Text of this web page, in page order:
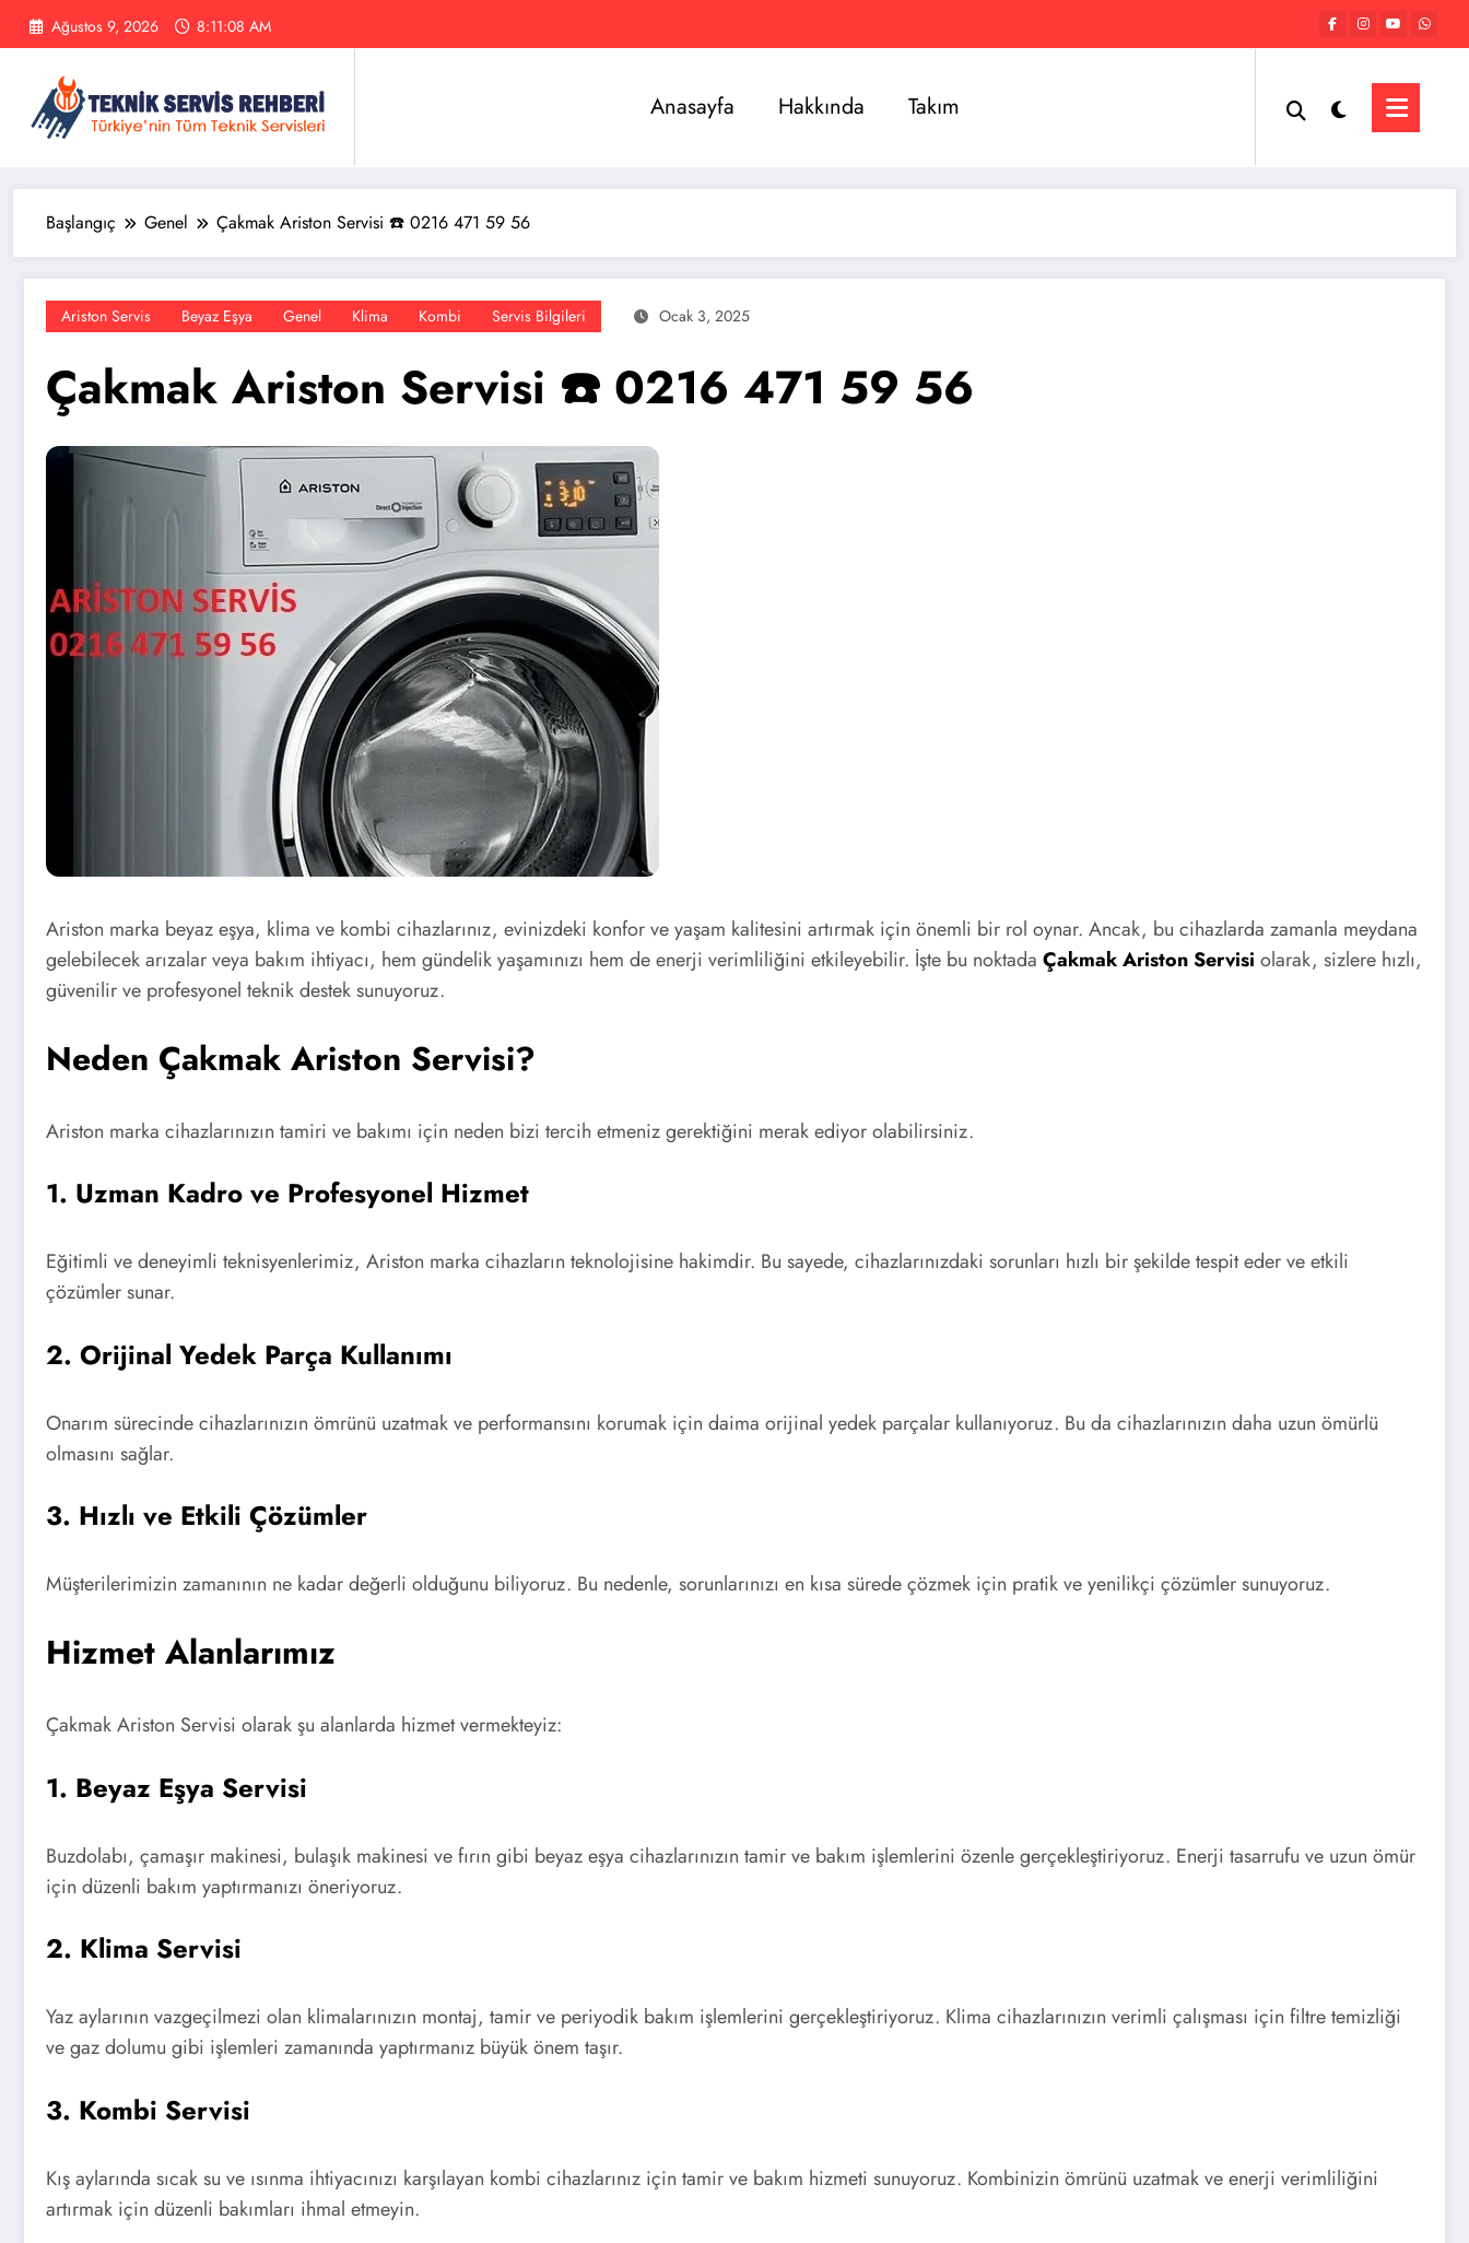
İçeriğe
Ağustos 9, 2026 8:11:09 AM
Anasayfa Hakkında Takım
Başlangıç Genel Çakmak Ariston Servisi ☎️ 0216 471 59 56
Ariston Servis Beyaz Eşya Genel Klima Kombi Servis Bilgileri Ocak 3, 2025
Çakmak Ariston Servisi ☎️ 0216 471 59 56
Ariston marka beyaz eşya, klima ve kombi cihazlarınız, evinizdeki konfor ve yaşam kalitesini artırmak için önemli bir rol oynar. Ancak, bu cihazlarda zamanla meydana
gelebilecek arızalar veya bakım ihtiyacı, hem gündelik yaşamınızı hem de enerji verimliliğini etkileyebilir. İşte bu noktada Çakmak Ariston Servisi olarak, sizlere hızlı,
güvenilir ve profesyonel teknik destek sunuyoruz.
Neden Çakmak Ariston Servisi?
Ariston marka cihazlarınızın tamiri ve bakımı için neden bizi tercih etmeniz gerektiğini merak ediyor olabilirsiniz.
1. Uzman Kadro ve Profesyonel Hizmet
Eğitimli ve deneyimli teknisyenlerimiz, Ariston marka cihazların teknolojisine hakimdir. Bu sayede, cihazlarınızdaki sorunları hızlı bir şekilde tespit eder ve etkili
çözümler sunar.
2. Orijinal Yedek Parça Kullanımı
Onarım sürecinde cihazlarınızın ömrünü uzatmak ve performansını korumak için daima orijinal yedek parçalar kullanıyoruz. Bu da cihazlarınızın daha uzun ömürlü
olmasını sağlar.
3. Hızlı ve Etkili Çözümler
Müşterilerimizin zamanının ne kadar değerli olduğunu biliyoruz. Bu nedenle, sorunlarınızı en kısa sürede çözmek için pratik ve yenilikçi çözümler sunuyoruz.
Hizmet Alanlarımız
Çakmak Ariston Servisi olarak şu alanlarda hizmet vermekteyiz:
1. Beyaz Eşya Servisi
Buzdolabı, çamaşır makinesi, bulaşık makinesi ve fırın gibi beyaz eşya cihazlarınızın tamir ve bakım işlemlerini özenle gerçekleştiriyoruz. Enerji tasarrufu ve uzun ömür
için düzenli bakım yaptırmanızı öneriyoruz.
2. Klima Servisi
Yaz aylarının vazgeçilmezi olan klimalarınızın montaj, tamir ve periyodik bakım işlemlerini gerçekleştiriyoruz. Klima cihazlarınızın verimli çalışması için filtre temizliği
ve gaz dolumu gibi işlemleri zamanında yaptırmanız büyük önem taşır.
3. Kombi Servisi
Kış aylarında sıcak su ve ısınma ihtiyacınızı karşılayan kombi cihazlarınız için tamir ve bakım hizmeti sunuyoruz. Kombinizin ömrünü uzatmak ve enerji verimliliğini
artırmak için düzenli bakımları ihmal etmeyin.